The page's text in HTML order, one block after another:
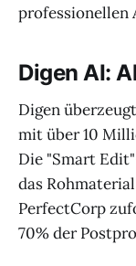
professionellen
Digen AI:
Digen
mit über 10
Die "Smart
das
PerfectCorp
70% der